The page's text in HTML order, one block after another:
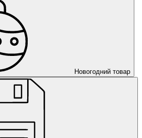
Новогодний товар